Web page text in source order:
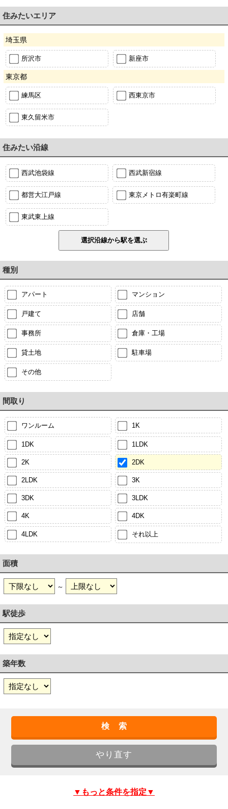
住みたいエリア
埼玉県
所沢市 新座市
東京都
練馬区 西東京市
東久留米市
住みたい沿線
西武池袋線 西武新宿線
都営大江戸線 東京メトロ有楽町線
東武東上線
種別
アパート マンション
戸建て 店舗
事務所 倉庫・工場
貸土地 駐車場
その他
間取り
ワンルーム 1K
1DK 1LDK
2K 2DK
2LDK 3K
3DK 3LDK
4K 4DK
4LDK それ以上
面積
～
駅徒歩
築年数
▼もっと条件を指定▼